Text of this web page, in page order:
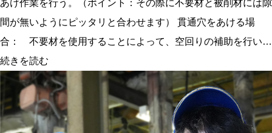
あけ作業を行う。（ポイント：その際に不要材と被削材には隙
間が無いようにピッタリと合わせます） 貫通穴をあける場
合： 不要材を使用することによって、空回りの補助を行い…
続きを読む
工
用
ド